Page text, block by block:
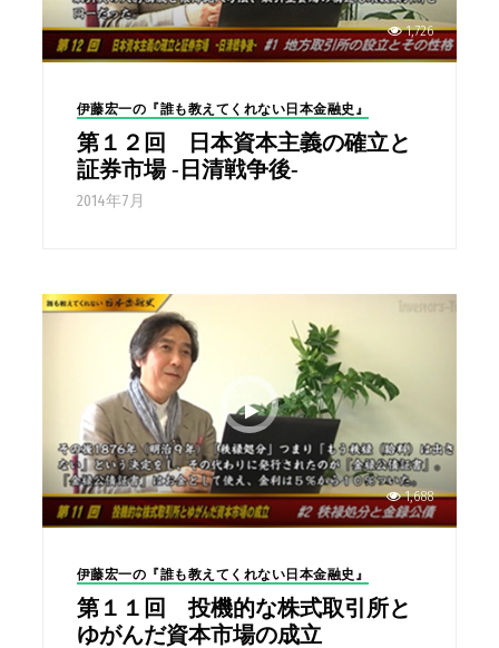
1,726
伊藤宏一の『誰も教えてくれない日本金融史』
第１２回 日本資本主義の確立と
証券市場 -日清戦争後-
2014年7月
1,688
伊藤宏一の『誰も教えてくれない日本金融史』
第１１回 投機的な株式取引所と
ゆがんだ資本市場の成立